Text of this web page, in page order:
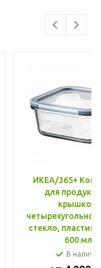
ИКЕА/365+
для
крышкой,
стекло, пластик
600 мл
В